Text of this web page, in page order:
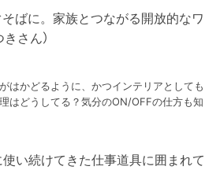
そばに。家族とつながる開放的なワ
さん）
はかどるように、かつインテリアとしても
はどうしてる？気分のON/OFFの仕方も知
使い続けてきた仕事道具に囲まれて